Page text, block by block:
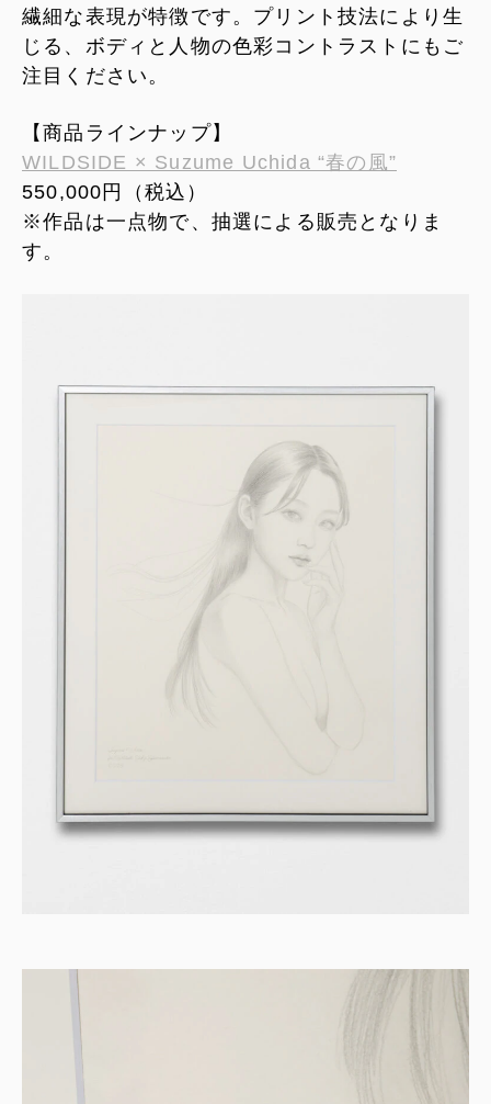
繊細な表現が特徴です。プリント技法により生
じる、ボディと人物の色彩コントラストにもご
注目ください。
【商品ラインナップ】
WILDSIDE × Suzume Uchida “春の風”
550,000円（税込）
※作品は一点物で、抽選による販売となりま
す。